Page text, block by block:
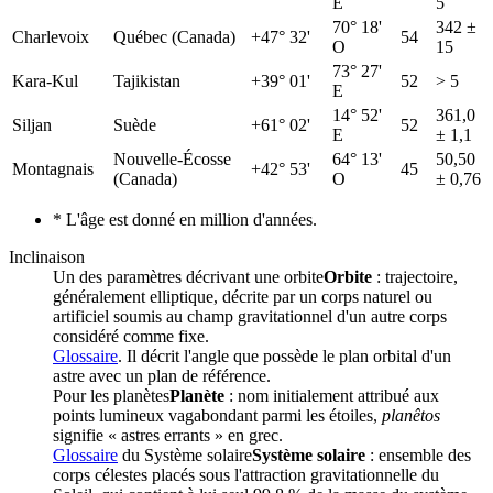
Charlevoix
Québec (Canada) +47° 32'
70° 18'
O
54
342 ±
15
Kara-Kul
Tajikistan +39° 01'
73° 27'
E
52 > 5
Siljan Suède +61° 02'
14° 52'
E
52
361,0
± 1,1
Montagnais
Nouvelle-Écosse
(Canada)
+42° 53'
64° 13'
O
45
50,50
± 0,76
* L'âge est donné en million d'années.
Inclinaison
Un des paramètres décrivant une orbiteOrbite : trajectoire,
généralement elliptique, décrite par un corps naturel ou
artificiel soumis au champ gravitationnel d'un autre corps
considéré comme fixe.
Glossaire. Il décrit l'angle que possède le plan orbital d'un
astre avec un plan de référence.
Pour les planètesPlanète : nom initialement attribué aux
points lumineux vagabondant parmi les étoiles, planêtos
signifie « astres errants » en grec.
Glossaire du Système solaireSystème solaire : ensemble des
corps célestes placés sous l'attraction gravitationnelle du